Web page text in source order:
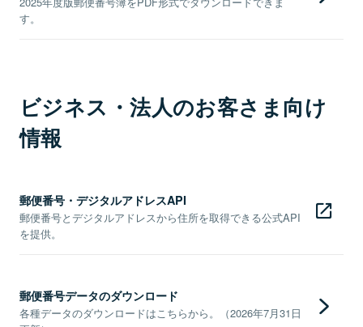
す。
ビジネス・法人のお客さま向け
情報
郵便番号・デジタルアドレスAPI
郵便番号とデジタルアドレスから住所を取得できる公式API
を提供。
郵便番号データのダウンロード
各種データのダウンロードはこちらから。（2026年7月31日